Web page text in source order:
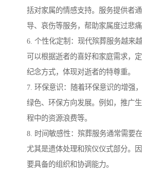
括对家属的情感支持。服务提供者
导、哀伤等服务，帮助家属度过悲痛
6. 个性化定制：现代殡葬服务越来
可以根据逝者的喜好和家庭需求，
纪念方式，体现对逝者的特尊重。
7. 环保意识：随着环保意识的增强
绿色、环保方向发展。例如，推广
程中的资源浪费等。
8. 时间敏感性：殡葬服务通常需要
尤其是遗体处理和殡仪仪式部分。
要具备的组织和协调能力。